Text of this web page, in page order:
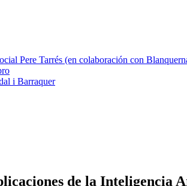
Pere Tarrés (en colaboración con
i Barraquer
de la Inteligencia